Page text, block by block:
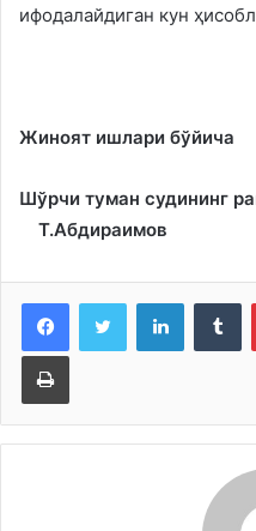
ифодалайдиган кун
Жиноят ишлари бўйича
Шўрчи туман
Т.Абдираимов
LinkedIn
Print